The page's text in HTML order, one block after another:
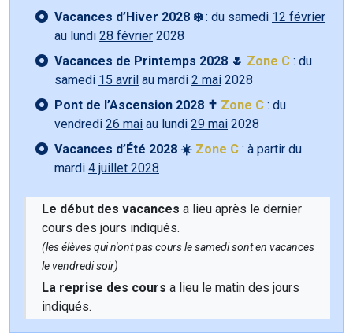
Vacances d’Hiver 2028 ❄️: du samedi 12 février
au lundi 28 février 2028
Vacances de Printemps 2028 🌷 Zone C : du
samedi 15 avril au mardi 2 mai 2028
Pont de l’Ascension 2028 ✝️ Zone C : du
vendredi 26 mai au lundi 29 mai 2028
Vacances d’Été 2028 ☀️ Zone C : à partir du
mardi 4 juillet 2028
Le début des vacances a lieu après le dernier
cours des jours indiqués.
(les élèves qui n'ont pas cours le samedi sont en vacances
le vendredi soir)
La reprise des cours a lieu le matin des jours
indiqués.